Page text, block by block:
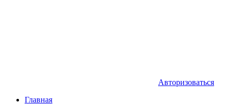
Авторизоваться
Главная